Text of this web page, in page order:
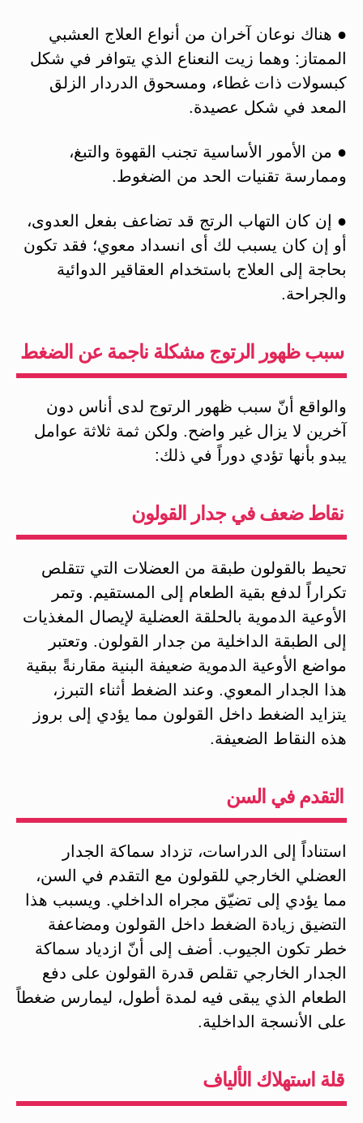
● هناك نوعان آخران من أنواع العلاج العشبي
الممتاز: وهما زيت النعناع الذي يتوافر في شكل
كبسولات ذات غطاء، ومسحوق الدردار الزلق
المعد في شكل عصيدة.
● من الأمور الأساسية تجنب القهوة والتبغ،
وممارسة تقنيات الحد من الضغوط.
● إن كان التهاب الرتج قد تضاعف بفعل العدوى،
أو إن كان يسبب لك أى انسداد معوي؛ فقد تكون
بحاجة إلى العلاج باستخدام العقاقير الدوائية
والجراحة.
سبب ظهور الرتوج مشكلة ناجمة عن الضغط
والواقع أنّ سبب ظهور الرتوج لدى أناس دون
آخرين لا يزال غير واضح. ولكن ثمة ثلاثة عوامل
يبدو بأنها تؤدي دوراً في ذلك:
نقاط ضعف في جدار القولون
تحيط بالقولون طبقة من العضلات التي تتقلص
تكراراً لدفع بقية الطعام إلى المستقيم. وتمر
الأوعية الدموية بالحلقة العضلية لإيصال المغذيات
إلى الطبقة الداخلية من جدار القولون. وتعتبر
مواضع الأوعية الدموية ضعيفة البنية مقارنةً ببقية
هذا الجدار المعوي. وعند الضغط أثناء التبرز،
يتزايد الضغط داخل القولون مما يؤدي إلى بروز
هذه النقاط الضعيفة.
التقدم في السن
استناداً إلى الدراسات، تزداد سماكة الجدار
العضلي الخارجي للقولون مع التقدم في السن،
مما يؤدي إلى تضيّق مجراه الداخلي. ويسبب هذا
التضيق زيادة الضغط داخل القولون ومضاعفة
خطر تكون الجيوب. أضف إلى أنّ ازدياد سماكة
الجدار الخارجي تقلص قدرة القولون على دفع
الطعام الذي يبقى فيه لمدة أطول، ليمارس ضغطاً
على الأنسجة الداخلية.
قلة استهلاك الألياف